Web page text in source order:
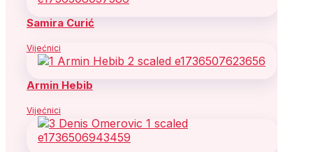
Samira Curić
Vijećnici
Armin Hebib
Vijećnici